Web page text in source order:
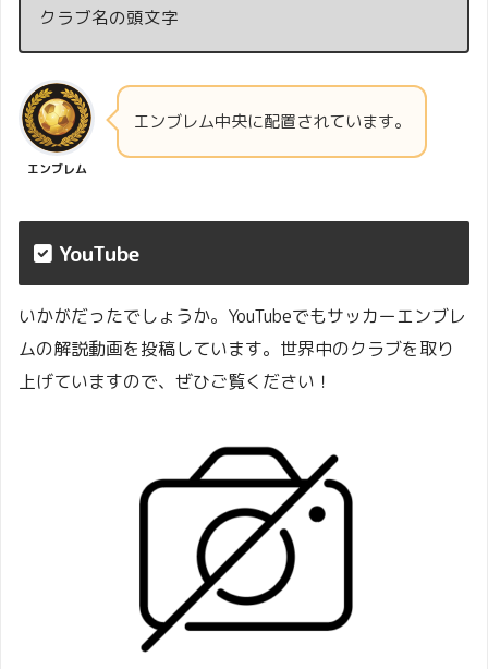
クラブ名の頭文字
エンブレム
エンブレム中央に配置されています。
YouTube
いかがだったでしょうか。YouTubeでもサッカーエンブレ
ムの解説動画を投稿しています。世界中のクラブを取り
上げていますので、ぜひご覧ください！